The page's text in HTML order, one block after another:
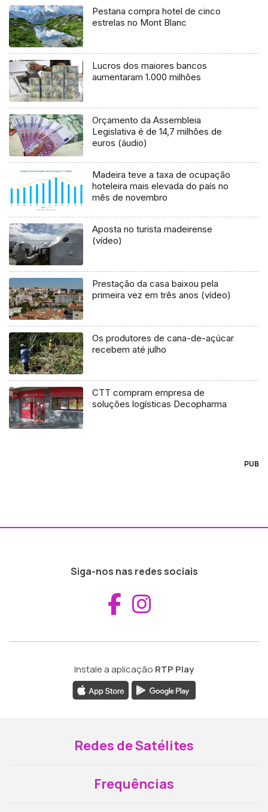
Pestana compra hotel de cinco
estrelas no Mont Blanc
Lucros dos maiores bancos
aumentaram 1.000 milhões
Orçamento da Assembleia
Legislativa é de 14,7 milhões de
euros (áudio)
Madeira teve a taxa de ocupação
hoteleira mais elevada do país no
mês de novembro
Aposta no turista madeirense
(vídeo)
Prestação da casa baixou pela
primeira vez em três anos (vídeo)
Os produtores de cana-de-açúcar
recebem até julho
CTT compram empresa de
soluções logísticas Decopharma
PUB
Siga-nos nas redes sociais
Aceder ao
Instale a aplicação RTP Play
Redes de Satélites
Frequências